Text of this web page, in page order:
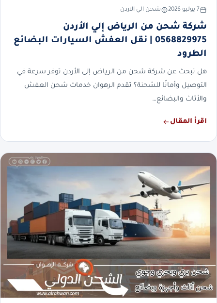
7 يوليو 2026 شحن الي الاردن
شركة شحن من الرياض إلي الأردن
0568829975 | نقل العفش السيارات البضائع
الطرود
هل تبحث عن شركة شحن من الرياض إلى الأردن توفر سرعة في
التوصيل وأمانًا للشحنة؟ تقدم الرهوان خدمات شحن العفش
والأثاث والبضائع…
اقرأ المقال